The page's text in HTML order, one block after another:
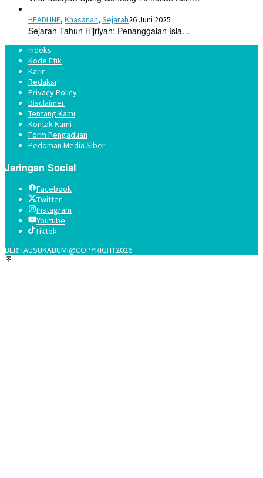
HEADLINE, Khasanah, Sejarah26 Juni 2025
Sejarah Tahun Hijriyah: Penanggalan Isla…
Indeks
Kode Etik
Karir
Redaksi
Privacy Policy
Disclaimer
Tentang Kami
Kontak Kami
Form Pengaduan
Pedoman Media Siber
Jaringan Social
Facebook
Twitter
Instagram
Youtube
Tiktok
BERITAUSUKABUMI@COPYRIGHT2026